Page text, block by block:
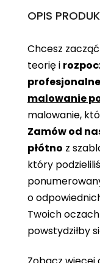
OPIS
Chcesz
teorię i
malowanie
malowanie,
Zamów od
płótno z
który
o
Twoich
powstydziłby